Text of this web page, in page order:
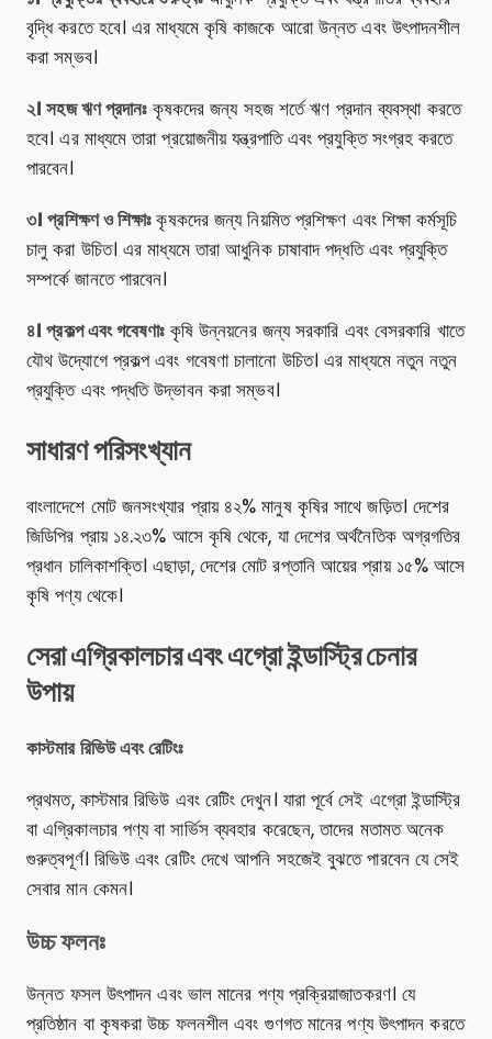
বৃদ্ধি করতে হবে। এর মাধ্যমে কৃষি কাজকে আরো উন্নত এবং উৎপাদনশীল
করা সম্ভব।
২। সহজ ঋণ প্রদানঃকৃষকদের জন্য সহজ শর্তে ঋণ প্রদান ব্যবস্থা করতে
হবে। এর মাধ্যমে তারা প্রয়োজনীয় যন্ত্রপাতি এবং প্রযুক্তি সংগ্রহ করতে
পারবেন।
৩। প্রশিক্ষণ ও শিক্ষাঃকৃষকদের জন্য নিয়মিত প্রশিক্ষণ এবং শিক্ষা কর্মসূচি
চালু করা উচিত। এর মাধ্যমে তারা আধুনিক চাষাবাদ পদ্ধতি এবং প্রযুক্তি
সম্পর্কে জানতে পারবেন।
৪। প্রকল্প এবং গবেষণাঃকৃষি উন্নয়নের জন্য সরকারি এবং বেসরকারি খাতে
যৌথ উদ্যোগে প্রকল্প এবং গবেষণা চালানো উচিত। এর মাধ্যমে নতুন নতুন
প্রযুক্তি এবং পদ্ধতি উদ্ভাবন করা সম্ভব।
সাধারণ পরিসংখ্যান
বাংলাদেশে মোট জনসংখ্যার প্রায় ৪২% মানুষ কৃষির সাথে জড়িত। দেশের
জিডিপির প্রায় ১৪.২৩% আসে কৃষি থেকে, যা দেশের অর্থনৈতিক অগ্রগতির
প্রধান চালিকাশক্তি। এছাড়া, দেশের মোট রপ্তানি আয়ের প্রায় ১৫% আসে
কৃষি পণ্য থেকে।
সেরা এগ্রিকালচার এবং এগ্রো ইন্ডাস্ট্রি চেনার
উপায়
কাস্টমার রিভিউ এবং রেটিংঃ
প্রথমত, কাস্টমার রিভিউ এবং রেটিং দেখুন। যারা পূর্বে সেই এগ্রো ইন্ডাস্ট্রি
বা এগ্রিকালচার পণ্য বা সার্ভিস ব্যবহার করেছেন, তাদের মতামত অনেক
গুরুত্বপূর্ণ। রিভিউ এবং রেটিং দেখে আপনি সহজেই বুঝতে পারবেন যে সেই
সেবার মান কেমন।
উচ্চ ফলনঃ
উন্নত ফসল উৎপাদন এবং ভাল মানের পণ্য প্রক্রিয়াজাতকরণ। যে
প্রতিষ্ঠান বা কৃষকরা উচ্চ ফলনশীল এবং গুণগত মানের পণ্য উৎপাদন করতে